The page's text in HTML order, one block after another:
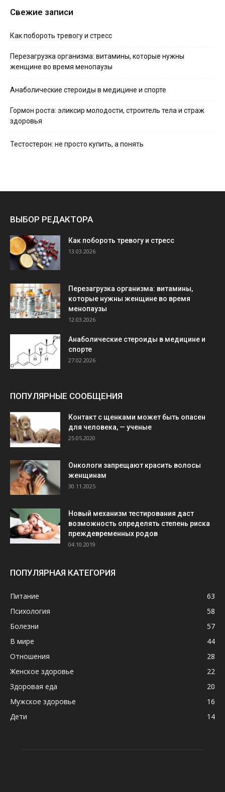
Свежие записи
Как побороть тревогу и стресс
Перезагрузка организма: витамины, которые нужны
женщине во время менопаузы
Анаболические стероиды в медицине и спорте
Гормон роста: эликсир молодости, строитель тела и страж
здоровья
Тестостерон: не просто купить, а понять
ВЫБОР РЕДАКТОРА
Как побороть тревогу и стресс
13.03.2026
Перезагрузка организма: витамины,
которые нужны женщине во время
менопаузы
12.03.2026
Анаболические стероиды в медицине и
спорте
27.02.2026
ПОПУЛЯРНЫЕ СООБЩЕНИЯ
Контакт с щенками может быть опасен
для человека, — ученые
25.05.2020
Онкологи запрещают красить волосы
женщинам
30.11.2025
Новый механизм тестирования даст
возможность определять степень риска
преждевременных родов
04.10.2019
ПОПУЛЯРНАЯ КАТЕГОРИЯ
Питание
63
Психология
58
Болезни
57
В мире
44
Отношения
28
Женское здоровье
22
Здоровая еда
20
Мужское здоровье
16
Дети
14